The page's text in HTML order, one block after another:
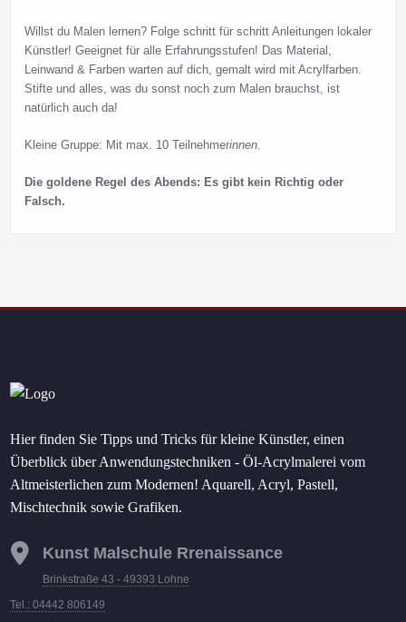
Willst du Malen lernen? Folge schritt für schritt Anleitungen lokaler
Künstler! Geeignet für alle Erfahrungsstufen! Das Material,
Leinwand & Farben warten auf dich, gemalt wird mit Acrylfarben.
Stifte und alles, was du sonst noch zum Malen brauchst, ist
natürlich auch da!
Kleine Gruppe: Mit max. 10 Teilnehmerinnen.
Die goldene Regel des Abends: Es gibt kein Richtig oder
Falsch.
Hier finden Sie Tipps und Tricks für kleine Künstler, einen
Überblick über Anwendungstechniken - Öl-Acrylmalerei vom
Altmeisterlichen zum Modernen! Aquarell, Acryl, Pastell,
Mischtechnik sowie Grafiken.
Kunst Malschule Rrenaissance
Brinkstraße 43 - 49393 Lohne
Tel.: 04442 806149